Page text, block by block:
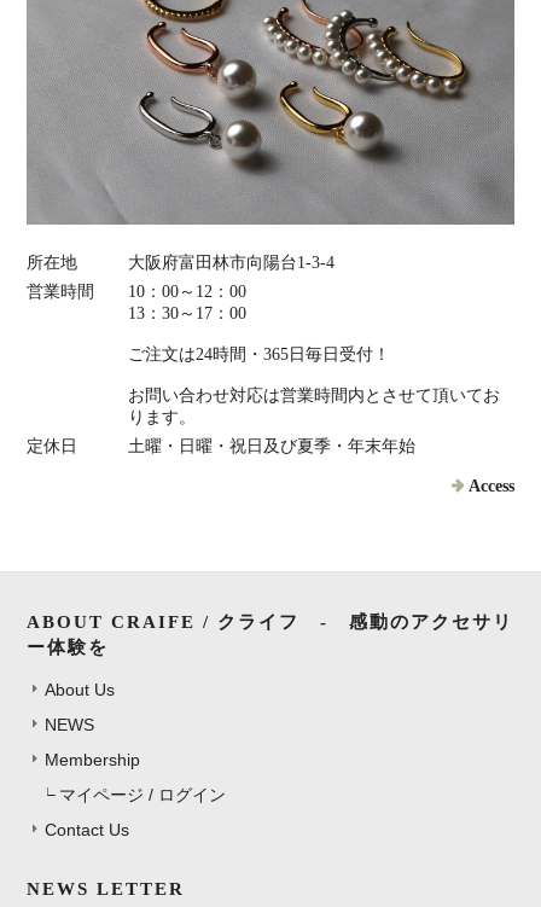
所在地
大阪府富田林市向陽台1-3-4
営業時間
10：00～12：00
13：30～17：00
ご注文は24時間・365日毎日受付！
お問い合わせ対応は営業時間内とさせて頂いてお
ります。
定休日
土曜・日曜・祝日及び夏季・年末年始
Access
ABOUT CRAIFE / クライフ - 感動のアクセサリ
ー体験を
About Us
NEWS
Membership
マイページ / ログイン
Contact Us
NEWS LETTER